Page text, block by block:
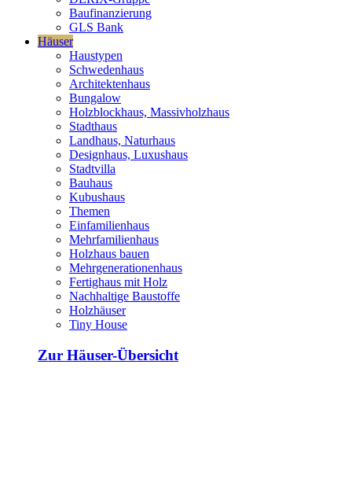
Baufinanzierung
GLS Bank
Häuser
Haustypen
Schwedenhaus
Architektenhaus
Bungalow
Holzblockhaus, Massivholzhaus
Stadthaus
Landhaus, Naturhaus
Designhaus, Luxushaus
Stadtvilla
Bauhaus
Kubushaus
Themen
Einfamilienhaus
Mehrfamilienhaus
Holzhaus bauen
Mehrgenerationenhaus
Fertighaus mit Holz
Nachhaltige Baustoffe
Holzhäuser
Tiny House
Zur Häuser-Übersicht